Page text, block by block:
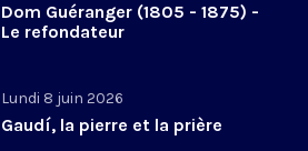
Dom Guéranger (1805 - 1875) -
Le refondateur
Lundi 8 juin 2026
Gaudí, la pierre et la prière